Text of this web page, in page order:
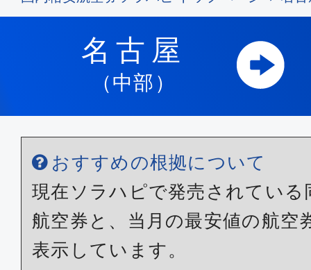
名古屋
（中部）
おすすめの根拠について
現在ソラハピで発売されている
航空券と、当月の最安値の航空
表示しています。